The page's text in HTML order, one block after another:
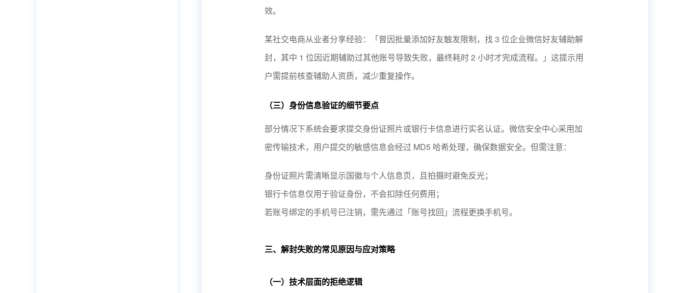
效。
某社交电商从业者分享经验：「曾因批量添加好友触发限制，找 3 位企业微信好友辅助解
封，其中 1 位因近期辅助过其他账号导致失败，最终耗时 2 小时才完成流程。」这提示用
户需提前核查辅助人资质，减少重复操作。
（三）身份信息验证的细节要点
部分情况下系统会要求提交身份证照片或银行卡信息进行实名认证。微信安全中心采用加
密传输技术，用户提交的敏感信息会经过 MD5 哈希处理，确保数据安全。但需注意：
身份证照片需清晰显示国徽与个人信息页，且拍摄时避免反光；
银行卡信息仅用于验证身份，不会扣除任何费用；
若账号绑定的手机号已注销，需先通过「账号找回」流程更换手机号。
三、解封失败的常见原因与应对策略
（一）技术层面的拒绝逻辑